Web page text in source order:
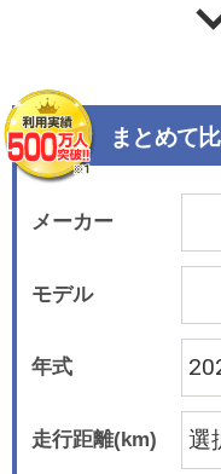
理、回生ブレーキ
ボディサイズは全
で、専用のバンパ
既存の「アイオニ
全幅が50mm拡大
後に搭載される2基
載。フロントは最
トルク370Nm、リ
S）、最大トルク
タルの最高出力は
クは740Nmという
84kWhの大容量で
呼ばれるブースト
まとめて
メーカー
モデル
年式
走行距離(km)